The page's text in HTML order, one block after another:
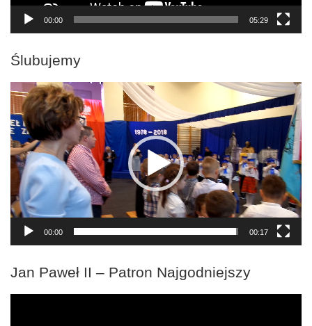
00:00 05:29
Ślubujemy
Odtwarzacz
video
00:00 00:17
Jan Paweł II – Patron Najgodniejszy